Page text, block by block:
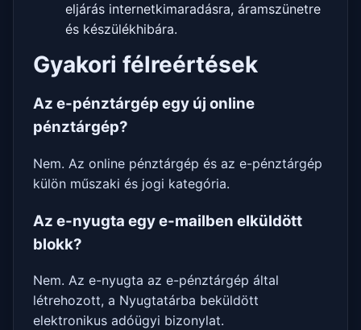
eljárás internetkimaradásra, áramszünetre
és készülékhibára.
Gyakori félreértések
Az e-pénztárgép egy új online
pénztárgép?
Nem. Az online pénztárgép és az e-pénztárgép
külön műszaki és jogi kategória.
Az e-nyugta egy e-mailben elküldött
blokk?
Nem. Az e-nyugta az e-pénztárgép által
létrehozott, a Nyugtatárba beküldött
elektronikus adóügyi bizonylat.